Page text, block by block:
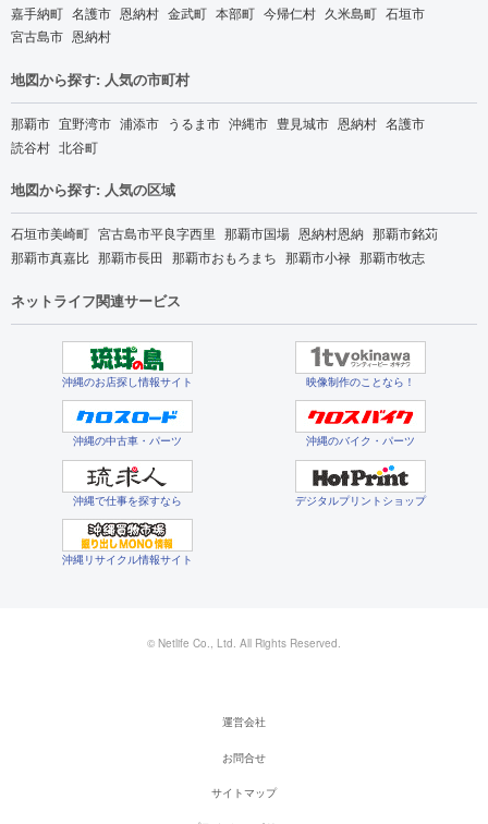
嘉手納町 名護市 恩納村 金武町 本部町 今帰仁村 久米島町 石垣市
宮古島市 恩納村
地図から探す: 人気の市町村
那覇市 宜野湾市 浦添市 うるま市 沖縄市 豊見城市 恩納村 名護市
読谷村 北谷町
地図から探す: 人気の区域
石垣市美崎町 宮古島市平良字西里 那覇市国場 恩納村恩納 那覇市銘苅
那覇市真嘉比 那覇市長田 那覇市おもろまち 那覇市小禄 那覇市牧志
ネットライフ関連サービス
沖縄のお店探し情報サイト 映像制作のことなら！
沖縄の中古車・パーツ 沖縄のバイク・パーツ
沖縄で仕事を探すなら デジタルプリントショップ
沖縄リサイクル情報サイト
© Netlife Co., Ltd. All Rights Reserved.
運営会社
お問合せ
サイトマップ